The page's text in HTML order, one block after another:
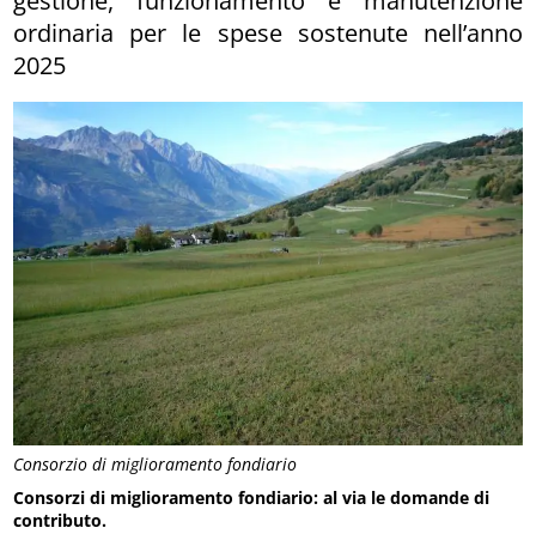
Consorzio di miglioramento fondiario
ordinaria per le spese sostenute nell’anno
2025
Consorzi di miglioramento fondiario: al via le domande di
contributo.